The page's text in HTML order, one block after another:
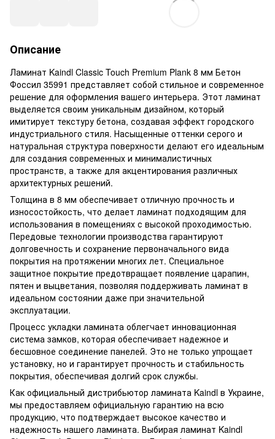
Описание
Ламинат Kaindl Classic Touch Premium Plank 8 мм Бетон
Фоссил 35991 представляет собой стильное и современное
решение для оформления вашего интерьера. Этот ламинат
выделяется своим уникальным дизайном, который
имитирует текстуру бетона, создавая эффект городского
индустриального стиля. Насыщенные оттенки серого и
натуральная структура поверхности делают его идеальным
для создания современных и минималистичных
пространств, а также для акцентирования различных
архитектурных решений.
Толщина в 8 мм обеспечивает отличную прочность и
износостойкость, что делает ламинат подходящим для
использования в помещениях с высокой проходимостью.
Передовые технологии производства гарантируют
долговечность и сохранение первоначального вида
покрытия на протяжении многих лет. Специальное
защитное покрытие предотвращает появление царапин,
пятен и выцветания, позволяя поддерживать ламинат в
идеальном состоянии даже при значительной
эксплуатации.
Процесс укладки ламината облегчает инновационная
система замков, которая обеспечивает надежное и
бесшовное соединение панелей. Это не только упрощает
установку, но и гарантирует прочность и стабильность
покрытия, обеспечивая долгий срок службы.
Как официальный дистрибьютор ламината Kaindl в Украине,
мы предоставляем официальную гарантию на всю
продукцию, что подтверждает высокое качество и
надежность нашего ламината. Выбирая ламинат Kaindl